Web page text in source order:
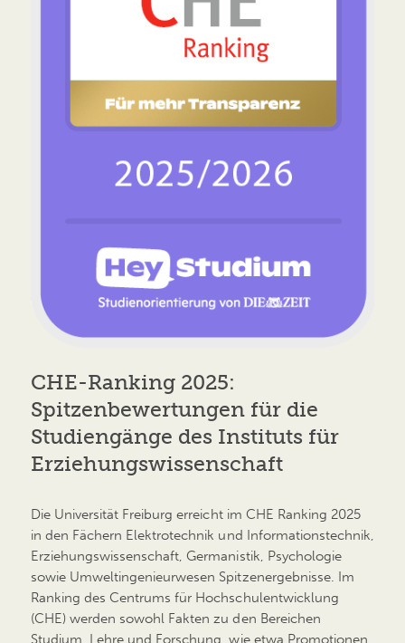
CHE-Ranking 2025:
Spitzenbewertungen für die
Studiengänge des Instituts für
Erziehungswissenschaft
Die Universität Freiburg erreicht im CHE Ranking 2025
in den Fächern Elektrotechnik und Informationstechnik,
Erziehungswissenschaft, Germanistik, Psychologie
sowie Umweltingenieurwesen Spitzenergebnisse. Im
Ranking des Centrums für Hochschulentwicklung
(CHE) werden sowohl Fakten zu den Bereichen
Studium, Lehre und Forschung, wie etwa Promotionen